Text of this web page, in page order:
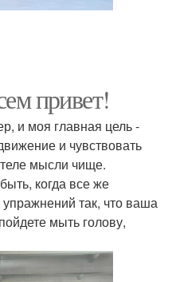
привет!
и моя главная цель -
и чувствовать
мысли чище.
когда все же
так, что ваша
мыть голову,